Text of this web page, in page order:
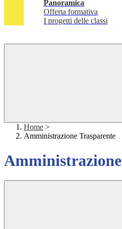
Panoramica
Offerta formativa
I progetti delle classi
Home >
Amministrazione Trasparente